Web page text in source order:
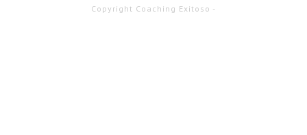
Copyright Coaching Exitoso -